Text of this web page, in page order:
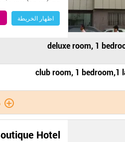
اظهار الخريطة
deluxe room, 1
club room, 1 bedroom,1
Hotel